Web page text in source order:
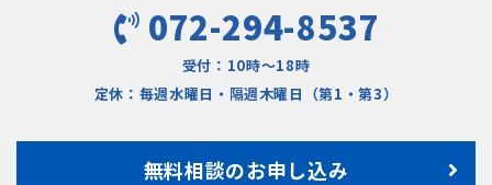
072-294-8537
受付：10時〜18時
定休：毎週水曜日・隔週木曜日（第1・第3）
無料相談のお申し込み